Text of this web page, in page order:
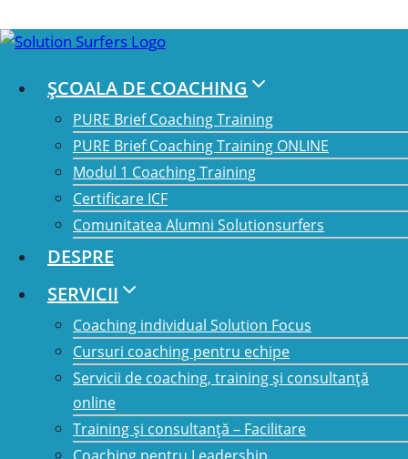
Skip
contentȘCOALA DE COACHING
PURE Brief Coaching Training
PURE Brief Coaching Training ONLINE
Modul 1 Coaching Training
Certificare ICF
Comunitatea Alumni Solutionsurfers
DESPRE
SERVICII
Coaching individual Solution Focus
Cursuri coaching pentru echipe
Servicii de coaching, training și consultanță
online
Training și consultanță – Facilitare
Acest eveniment a trecut.
Home/Evenimente/Școala de
coaching cursuri/Școala de coaching:
PURE Brief Coaching Training, Iunie –
Decembrie 2024, București
Școala de
coaching: PURE
Brief Coaching
Training, Iunie –
Decembrie 2024,